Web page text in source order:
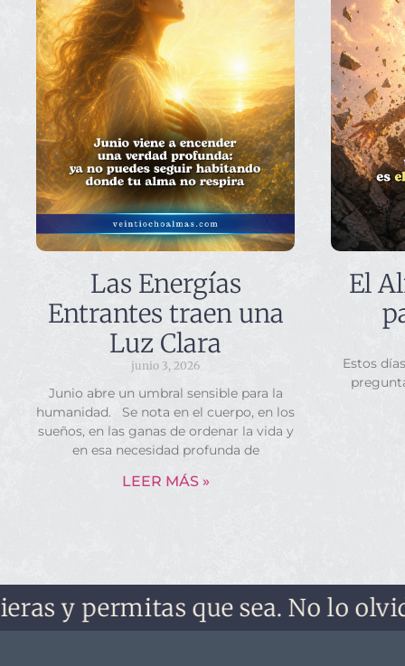
Las Energías
Entrantes traen una
Luz Clara
junio 3, 2026
Junio abre un umbral sensible para la
humanidad. Se nota en el cuerpo, en los
sueños, en las ganas de ordenar la vida y
en esa necesidad profunda de
LEER MÁS »
El
Estos
permitas que sea. No lo olvides,